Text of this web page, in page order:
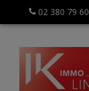
02 380 79 60